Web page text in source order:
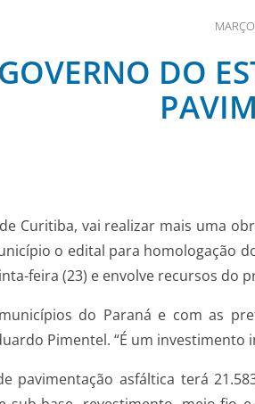
DO
Curitiba, vai realizar mais uma
o edital para homologação
feira (23) e envolve recursos
do Paraná e com as
Pimentel. “É um
asfáltica terá